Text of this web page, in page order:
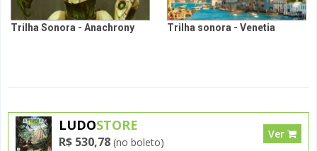
Trilha Sonora - Anachrony Trilha sonora - Venetia
LUDOSTORE
R$ 530,78 (no boleto)
Ver